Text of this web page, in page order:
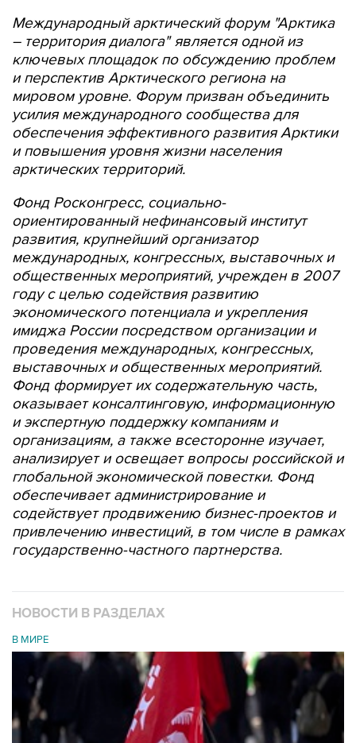
Международный арктический форум "Арктика
– территория диалога" является одной из
ключевых площадок по обсуждению проблем
и перспектив Арктического региона на
мировом уровне. Форум призван объединить
усилия международного сообщества для
обеспечения эффективного развития Арктики
и повышения уровня жизни населения
арктических территорий.
Фонд Росконгресс, социально-
ориентированный нефинансовый институт
развития, крупнейший организатор
международных, конгрессных, выставочных и
общественных мероприятий, учрежден в 2007
году с целью содействия развитию
экономического потенциала и укрепления
имиджа России посредством организации и
проведения международных, конгрессных,
выставочных и общественных мероприятий.
Фонд формирует их содержательную часть,
оказывает консалтинговую, информационную
и экспертную поддержку компаниям и
организациям, а также всесторонне изучает,
анализирует и освещает вопросы российской и
глобальной экономической повестки. Фонд
обеспечивает администрирование и
содействует продвижению бизнес-проектов и
привлечению инвестиций, в том числе в рамках
государственно-частного партнерства.
НОВОСТИ В РАЗДЕЛАХ
В МИРЕ